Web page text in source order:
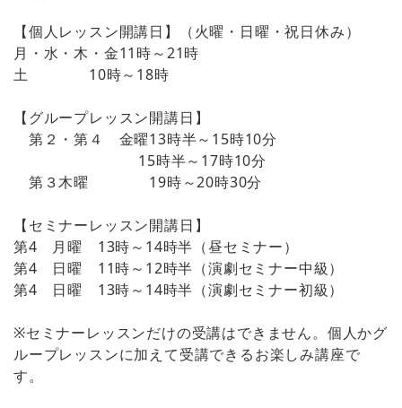
【個人レッスン開講日】（火曜・日曜・祝日休み）
月・水・木・金11時～21時
土 10時～18時
【グループレッスン開講日】
第２・第４ 金曜13時半～15時10分
15時半～17時10分
第３木曜 19時～20時30分
【セミナーレッスン開講日】
第4 月曜 13時～14時半（昼セミナー）
第4 日曜 11時～12時半（演劇セミナー中級）
第4 日曜 13時～14時半（演劇セミナー初級）
※セミナーレッスンだけの受講はできません。個人かグ
ループレッスンに加えて受講できるお楽しみ講座で
す。